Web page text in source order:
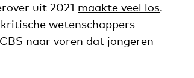
uit 2021 maakte veel los.
kritische wetenschappers
naar voren dat jongeren